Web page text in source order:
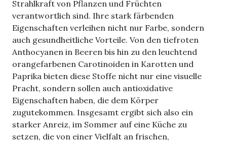
Strahlkraft von Pflanzen und Früchten
verantwortlich sind. Ihre stark färbenden
Eigenschaften verleihen nicht nur Farbe, sondern
auch gesundheitliche Vorteile. Von den tiefroten
Anthocyanen in Beeren bis hin zu den leuchtend
orangefarbenen Carotinoiden in Karotten und
Paprika bieten diese Stoffe nicht nur eine visuelle
Pracht, sondern sollen auch antioxidative
Eigenschaften haben, die dem Körper
zugutekommen. Insgesamt ergibt sich also ein
starker Anreiz, im Sommer auf eine Küche zu
setzen, die von einer Vielfalt an frischen,